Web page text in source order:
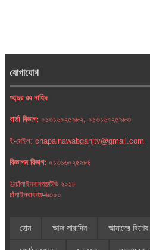
যোগাযোগ
আব্দুর রব নাহিদ
বার্তা বিভাগ: ০১৩১৬০২৫৯৮২, ০১৩১৬০২৫৯৮৩
ই-মেইল: chapainawabganjtv@gmail.com
বিজ্ঞাপন বিভাগ: ০১৩১৬০২৫৯৮৪
©চাঁপাইনবাবগঞ্জটিভি ২০১৮
চাঁপাইনবাবগঞ্জ-৬৩০০
হোম আজ সারাদিন আমাদের বিশেষ